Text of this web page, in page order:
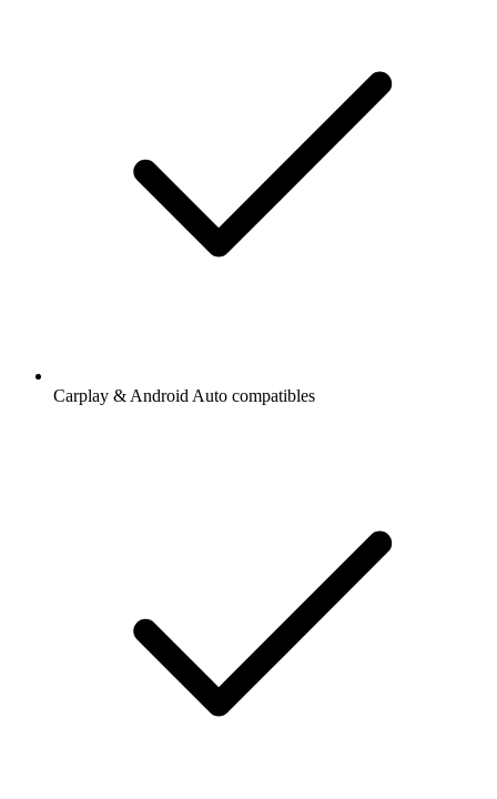
Carplay & Android Auto compatibles